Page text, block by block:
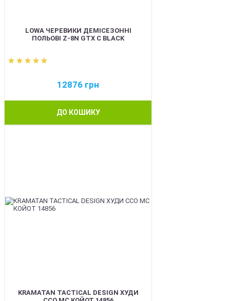
LOWA ЧЕРЕВИКИ ДЕМІСЕЗОННІ
ПОЛЬОВІ Z-8N GTX C BLACK
12876 грн
ДО КОШИКУ
KRAMATAN TACTICAL DESIGN ХУДИ